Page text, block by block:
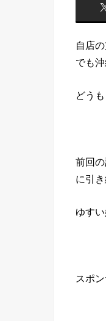
自店
でも
どう
前回
に引
ゆす
スポ